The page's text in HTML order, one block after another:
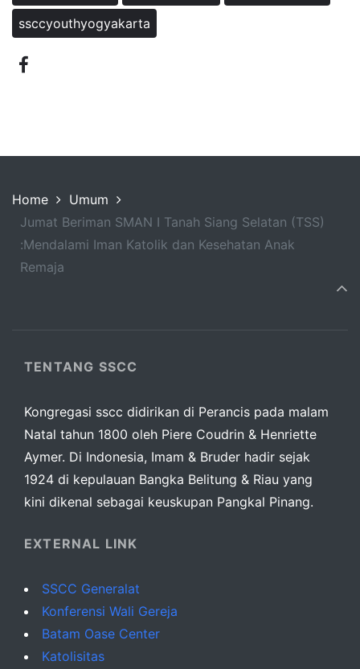
ssccyouthyogyakarta
Home
Umum
Jumat Beriman SMAN I Tanah Siang Selatan (TSS)
:Mendalami Iman Katolik dan Kesehatan Anak
Remaja
TENTANG SSCC
Kongregasi sscc didirikan di Perancis pada malam
Natal tahun 1800 oleh Piere Coudrin & Henriette
Aymer. Di Indonesia, Imam & Bruder hadir sejak
1924 di kepulauan Bangka Belitung & Riau yang
kini dikenal sebagai keuskupan Pangkal Pinang.
EXTERNAL LINK
SSCC Generalat
Konferensi Wali Gereja
Batam Oase Center
Katolisitas